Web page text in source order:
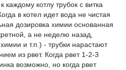
котлу трубок с витка
в котел идет вода не чистая
дозировка химии основанная
а не неделю назад,
и т.п.) - трубки нарастают
из рвет. Когда рвет 1-2-3
возможно, но когда рвет